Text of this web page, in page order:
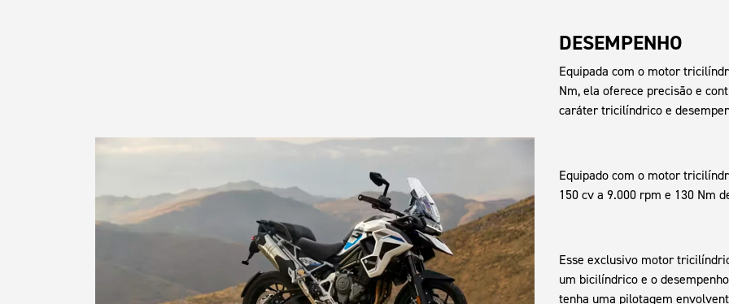
DESEMPENHO
Equipada com o motor
Nm, ela oferece precisão e
caráter tricilíndrico e
Equipado com o motor
150 cv a 9.000 rpm e 130 Nm
Esse exclusivo motor
um bicilíndrico e o
tenha uma pilotagem